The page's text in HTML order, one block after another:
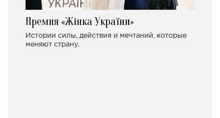
Премия «Жінка України»
Истории силы, действия и мечтаний, которые
меняют страну.